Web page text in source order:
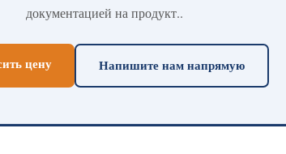
документацией на продукт..
цену Напишите нам напрямую